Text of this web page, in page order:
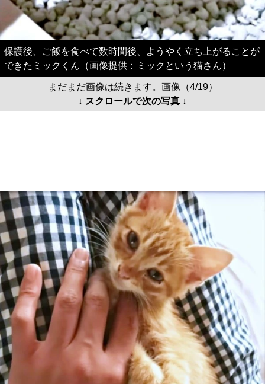
保護後、ご飯を食べて数時間後、ようやく立ち上がることが
できたミックくん（画像提供：ミックという猫さん）
まだまだ画像は続きます。画像（4/19）
↓ スクロールで次の写真 ↓